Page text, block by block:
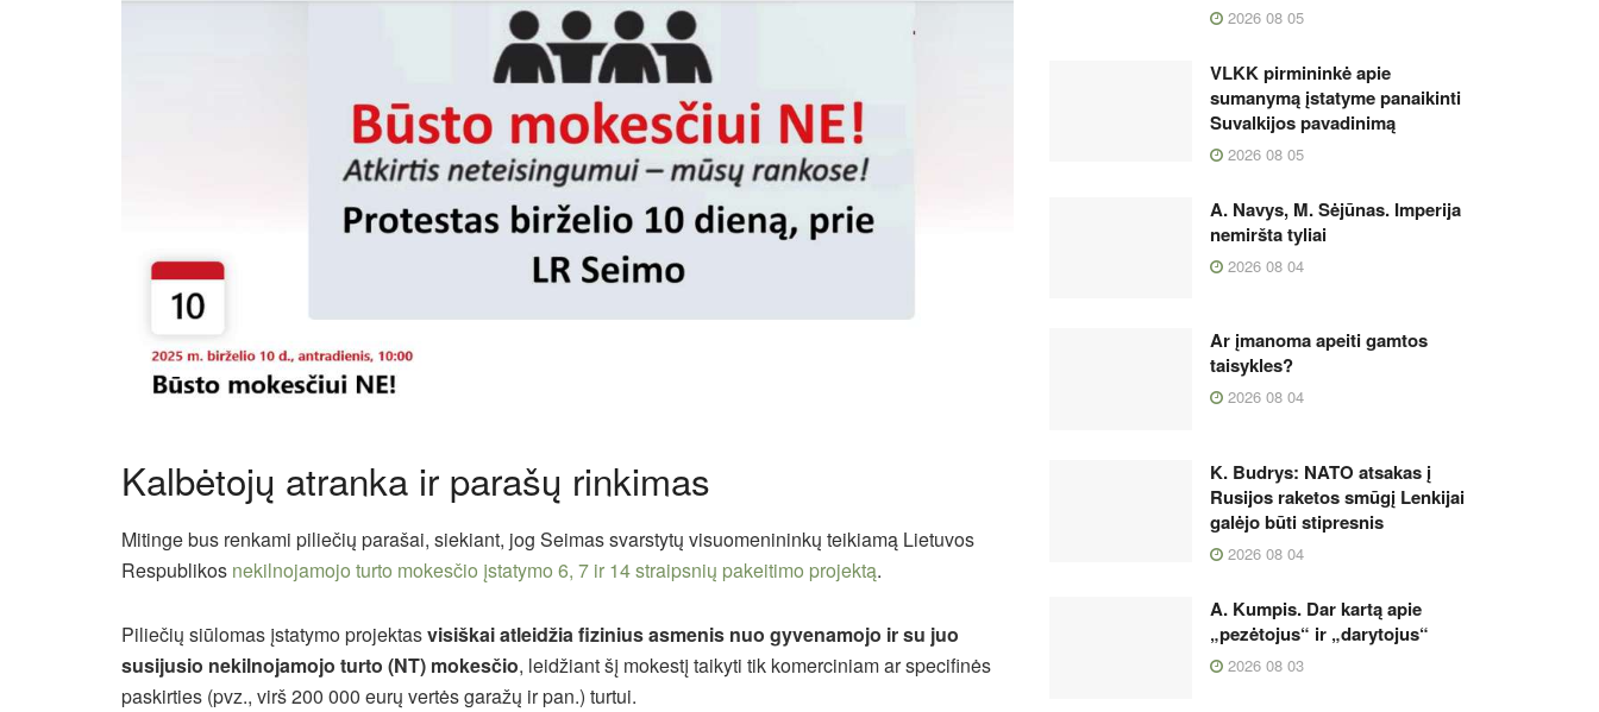
Kalbėtojų atranka ir parašų rinkimas
Mitinge bus renkami piliečių parašai, siekiant, jog Seimas svarstytų visuomenininkų teikiamą Lietuvos
Respublikos nekilnojamojo turto mokesčio įstatymo 6, 7 ir 14 straipsnių pakeitimo projektą.
Piliečių siūlomas įstatymo projektasvisiškai atleidžia fizinius asmenis nuo gyvenamojo ir su juo
susijusio nekilnojamojo turto (NT) mokesčio, leidžiant šį mokestį taikyti tik komerciniam ar specifinės
paskirties (pvz., virš 200 000 eurų vertės garažų ir pan.) turtui.
2026 08 05
VLKK pirmininkė apie
sumanymą įstatyme panaikinti
Suvalkijos pavadinimą
2026 08 05
A. Navys, M. Sėjūnas. Imperija
nemiršta tyliai
2026 08 04
Ar įmanoma apeiti gamtos
taisykles?
2026 08 04
K. Budrys: NATO atsakas į
Rusijos raketos smūgį Lenkijai
galėjo būti stipresnis
2026 08 04
A. Kumpis. Dar kartą apie
„pezėtojus“ ir „darytojus“
2026 08 03